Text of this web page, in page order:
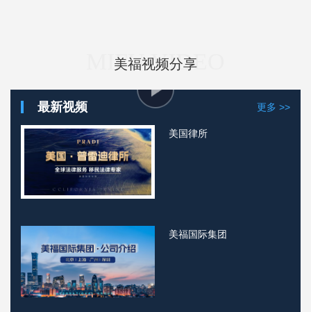
MIFU VIDEO
美福视频分享
最新视频 更多 >>
美国律所
美福国际集团